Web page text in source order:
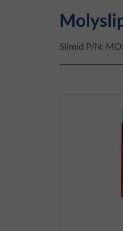
Silmid P/N: